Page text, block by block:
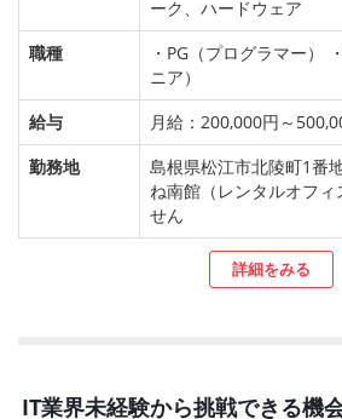
ーク、ハードウェア
職種
・PG（プログラマー）
ニア）
給与
月給：200,000円～
勤務地
島根県松江市北陵町1番
ね南館（レンタルオフ
せん
詳細をみる
IT業界未経験から挑戦できる機